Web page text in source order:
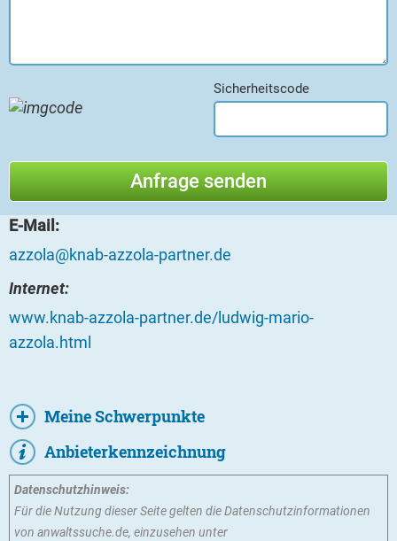
Sicherheitscode
E-Mail:
azzola@knab-azzola-partner.de
Internet:
www.knab-azzola-partner.de/ludwig-mario-
azzola.html
Meine Schwerpunkte
Anbieterkennzeichnung
Datenschutzhinweis:
Für die Nutzung dieser Seite gelten die Datenschutzinformationen
von anwaltssuche.de, einzusehen unter